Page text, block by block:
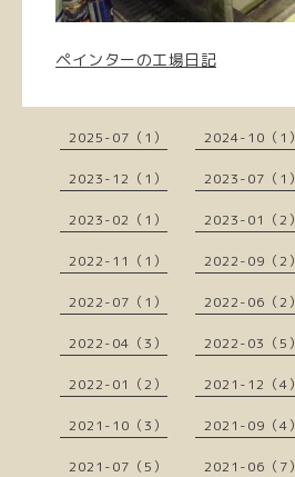
ペインターの工場日記
2025-07（1） 2024-10（1）
2023-12（1） 2023-07（1）
2023-02（1） 2023-01（2）
2022-11（1） 2022-09（2）
2022-07（1） 2022-06（2）
2022-04（3） 2022-03（5）
2022-01（2） 2021-12（4）
2021-10（3） 2021-09（4）
2021-07（5） 2021-06（7）